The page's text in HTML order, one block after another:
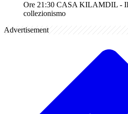
Ore 21:30 CASA KILAMDIL - Il
collezionismo
Advertisement